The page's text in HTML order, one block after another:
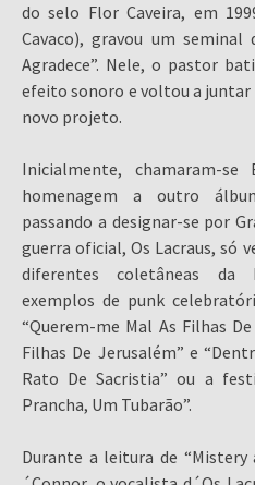
do selo Flor Caveira, em
Cavaco), gravou um seminal
Agradece”. Nele, o pastor
efeito sonoro e voltou a juntar
novo projeto.
Inicialmente, chamaram-se
homenagem a outro
passando a designar-se por
guerra oficial, Os Lacraus, só
diferentes coletâneas da
exemplos de punk
“Querem-me Mal As Filhas
Filhas De Jerusalém” e
Rato De Sacristia” ou a
Prancha, Um Tubarão”.
Durante a leitura de “Mistery